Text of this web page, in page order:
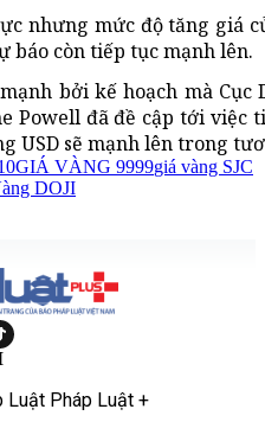
nhưng mức độ tăng giá
báo còn tiếp tục mạnh lên.
bởi kế hoạch mà
Powell đã đề cập tới việc
USD sẽ mạnh lên trong
GIÁ VÀNG 9999giá vàng SJC
DOJI
Luật Pháp Luật +